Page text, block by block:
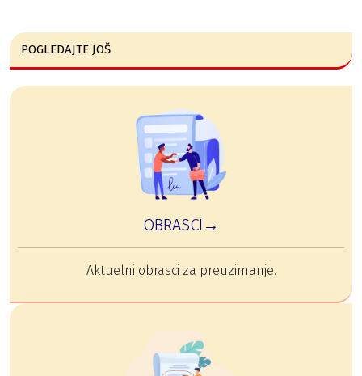
POGLEDAJTE JOŠ
OBRASCI→
Aktuelni obrasci za preuzimanje.